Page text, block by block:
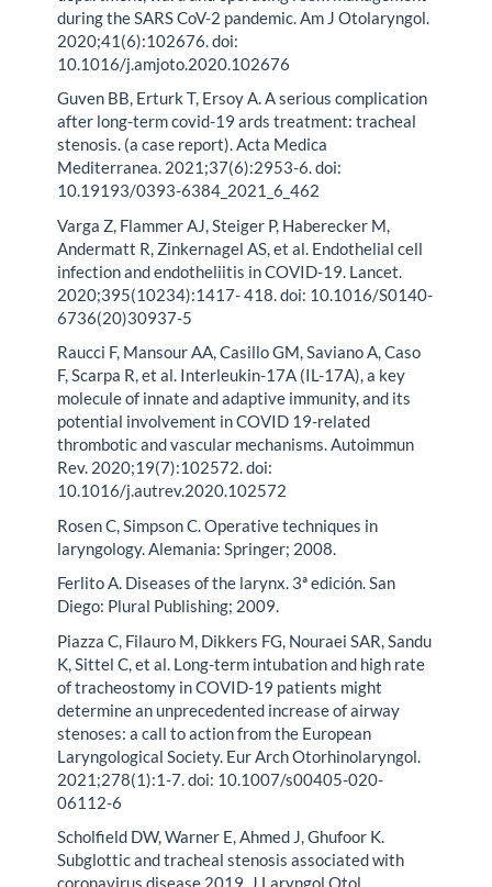
during the SARS CoV-2 pandemic. Am J Otolaryngol.
2020;41(6):102676. doi:
10.1016/j.amjoto.2020.102676
Guven BB, Erturk T, Ersoy A. A serious complication
after long-term covid-19 ards treatment: tracheal
stenosis. (a case report). Acta Medica
Mediterranea. 2021;37(6):2953-6. doi:
10.19193/0393-6384_2021_6_462
Varga Z, Flammer AJ, Steiger P, Haberecker M,
Andermatt R, Zinkernagel AS, et al. Endothelial cell
infection and endotheliitis in COVID-19. Lancet.
2020;395(10234):1417- 418. doi: 10.1016/S0140-
6736(20)30937-5
Raucci F, Mansour AA, Casillo GM, Saviano A, Caso
F, Scarpa R, et al. Interleukin-17A (IL-17A), a key
molecule of innate and adaptive immunity, and its
potential involvement in COVID 19-related
thrombotic and vascular mechanisms. Autoimmun
Rev. 2020;19(7):102572. doi:
10.1016/j.autrev.2020.102572
Rosen C, Simpson C. Operative techniques in
laryngology. Alemania: Springer; 2008.
Ferlito A. Diseases of the larynx. 3ª edición. San
Diego: Plural Publishing; 2009.
Piazza C, Filauro M, Dikkers FG, Nouraei SAR, Sandu
K, Sittel C, et al. Long-term intubation and high rate
of tracheostomy in COVID-19 patients might
determine an unprecedented increase of airway
stenoses: a call to action from the European
Laryngological Society. Eur Arch Otorhinolaryngol.
2021;278(1):1-7. doi: 10.1007/s00405-020-
06112-6
Scholfield DW, Warner E, Ahmed J, Ghufoor K.
Subglottic and tracheal stenosis associated with
coronavirus disease 2019. J Laryngol Otol.